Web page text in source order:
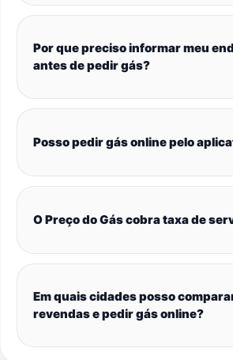
Por que preciso informar meu
antes de pedir gás?
Posso pedir gás online pelo
O Preço do Gás cobra taxa de
Em quais cidades posso
revendas e pedir gás online?